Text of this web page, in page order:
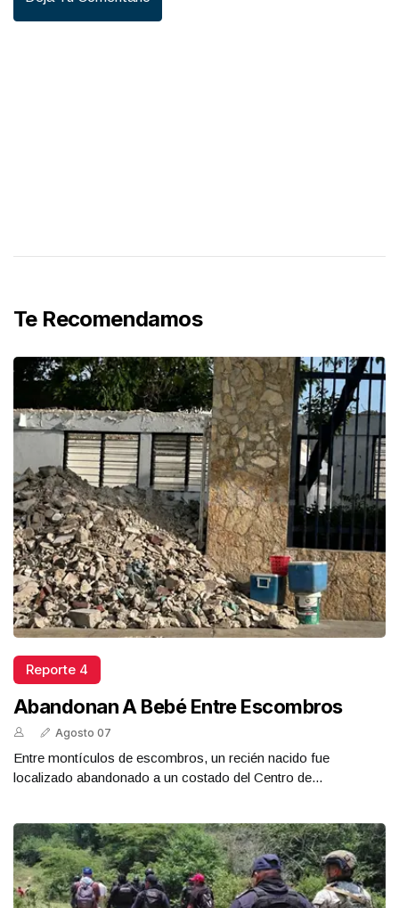
Te Recomendamos
Reporte 4
Abandonan A Bebé Entre Escombros
Agosto 07
Entre montículos de escombros, un recién nacido fue
localizado abandonado a un costado del Centro de...